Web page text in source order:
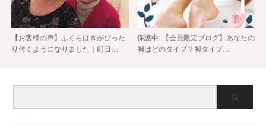
【お客様の声】ふくらはぎがぴった
り付くようになりました｜町田…
保護中: 【会員限定ブログ】あなたの
脚はどのタイプ？脚タイプ…